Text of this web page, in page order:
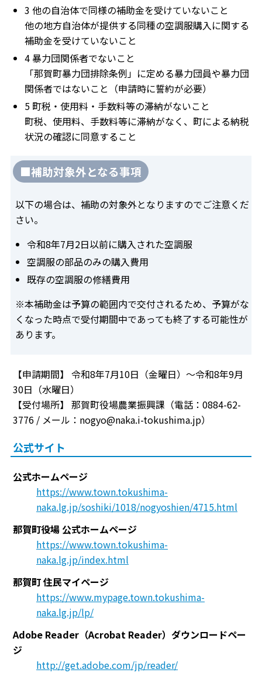
3 他の自治体で同様の補助金を受けていないこと
他の地方自治体が提供する同種の空調服購入に関する
補助金を受けていないこと
4 暴力団関係者でないこと
「那賀町暴力団排除条例」に定める暴力団員や暴力団
関係者ではないこと（申請時に誓約が必要）
5 町税・使用料・手数料等の滞納がないこと
町税、使用料、手数料等に滞納がなく、町による納税
状況の確認に同意すること
■補助対象外となる事項
以下の場合は、補助の対象外となりますのでご注意くだ
さい。
令和8年7月2日以前に購入された空調服
空調服の部品のみの購入費用
既存の空調服の修繕費用
※本補助金は予算の範囲内で交付されるため、予算がな
くなった時点で受付期間中であっても終了する可能性が
あります。
【申請期間】 令和8年7月10日（金曜日）～令和8年9月
30日（水曜日）
【受付場所】 那賀町役場農業振興課（電話：0884-62-
3776 / メール：nogyo@naka.i-tokushima.jp）
公式サイト
公式ホームページ
https://www.town.tokushima-
naka.lg.jp/soshiki/1018/nogyoshien/4715.html
那賀町役場 公式ホームページ
https://www.town.tokushima-
naka.lg.jp/index.html
那賀町 住民マイページ
https://www.mypage.town.tokushima-
naka.lg.jp/lp/
Adobe Reader（Acrobat Reader）ダウンロードペー
ジ
http://get.adobe.com/jp/reader/